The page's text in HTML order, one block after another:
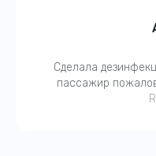
Сделала
пассажир
течение часа,
График работы:
Ежедневно 24/7